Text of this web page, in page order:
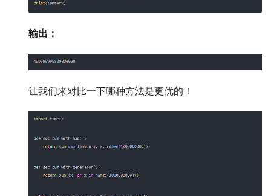
输出：
让我们来对比一下哪种方法是更优的！